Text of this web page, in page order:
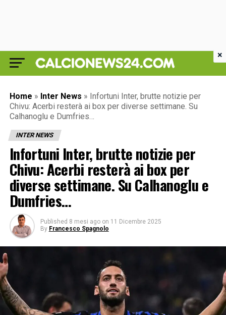
Home » Inter News » Infortuni Inter, brutte notizie per
Chivu: Acerbi resterà ai box per diverse settimane. Su
Calhanoglu e Dumfries…
INTER NEWS
Infortuni Inter, brutte notizie per
Chivu: Acerbi resterà ai box per
diverse settimane. Su Calhanoglu e
Dumfries…
Published 8 mesi ago on 11 Dicembre 2025
By Francesco Spagnolo
×